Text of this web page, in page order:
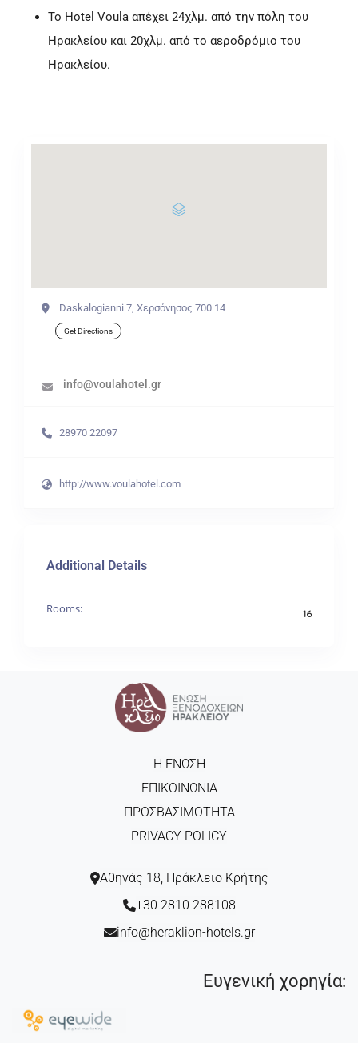
Το Hotel Voula απέχει 24χλμ. από την πόλη του
Ηρακλείου και 20χλμ. από το αεροδρόμιο του
Ηρακλείου.
Daskalogianni 7, Χερσόνησος 700 14
Get Directions
info@voulahotel.gr
28970 22097
http://www.voulahotel.com
Additional Details
Rooms: 16
Η ΈΝΩΣΗ
ΕΠΙΚΟΙΝΩΝΊΑ
ΠΡΟΣΒΑΣΙΜΌΤΗΤΑ
PRIVACY POLICY
Αθηνάς 18, Ηράκλειο Κρήτης
+30 2810 288108
info@heraklion-hotels.gr
Ευγενική χορηγία: